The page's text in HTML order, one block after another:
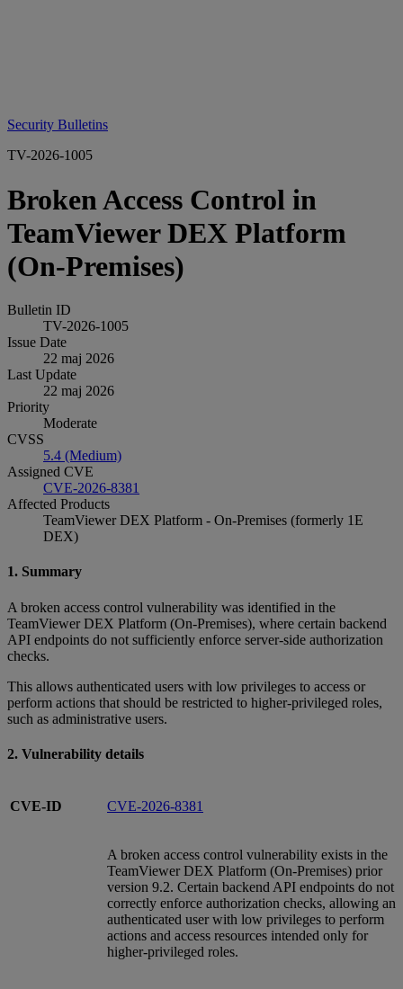
Security Bulletins
TV-2026-1005
Broken Access Control in
TeamViewer DEX Platform
(On‑Premises)
Bulletin ID
TV-2026-1005
Issue Date
22 maj 2026
Last Update
22 maj 2026
Priority
Moderate
CVSS
5.4 (Medium)
Assigned CVE
CVE-2026-8381
Affected Products
TeamViewer DEX Platform - On-Premises (formerly 1E
DEX)
1. Summary
A broken access control vulnerability was identified in the
TeamViewer DEX Platform (On‑Premises), where certain backend
API endpoints do not sufficiently enforce server‑side authorization
checks.
This allows authenticated users with low privileges to access or
perform actions that should be restricted to higher‑privileged roles,
such as administrative users.
2. Vulnerability details
CVE-ID CVE-2026-8381
A broken access control vulnerability exists in the
TeamViewer DEX Platform (On‑Premises) prior
version 9.2. Certain backend API endpoints do not
correctly enforce authorization checks, allowing an
authenticated user with low privileges to perform
actions and access resources intended only for
higher‑privileged roles.